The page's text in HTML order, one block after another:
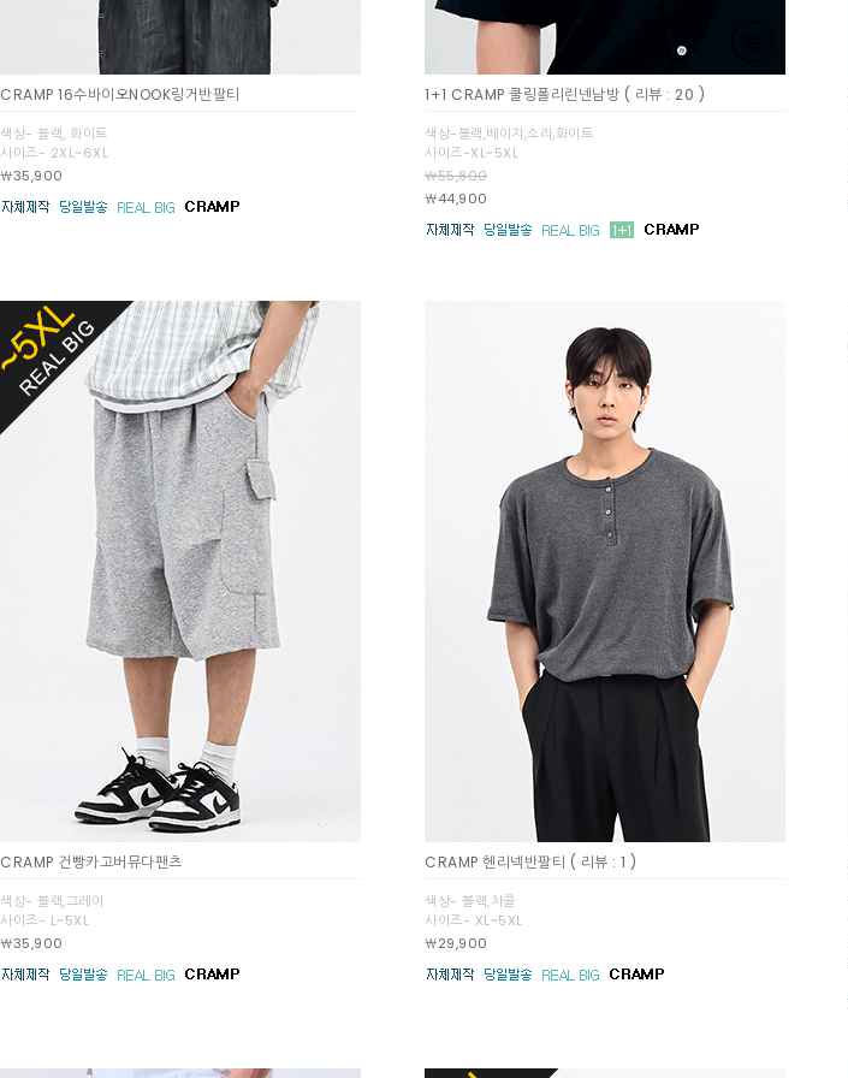
CRAMP 16수바이오NOOK링거반팔티
색상- 블랙, 화이트
사이즈- 2XL~6XL
￦35,900
1+1 CRAMP 쿨링폴리린넨남방 ( 리뷰 : 20 )
색상-블랙,베이지,소라,화이트
사이즈-XL~5XL
￦55,800
￦44,900
CRAMP 건빵카고버뮤다팬츠
색상- 블랙,그레이
사이즈- L~5XL
￦35,900
CRAMP 헨리넥반팔티 ( 리뷰 : 1 )
색상- 블랙,챠콜
사이즈- XL~5XL
￦29,900